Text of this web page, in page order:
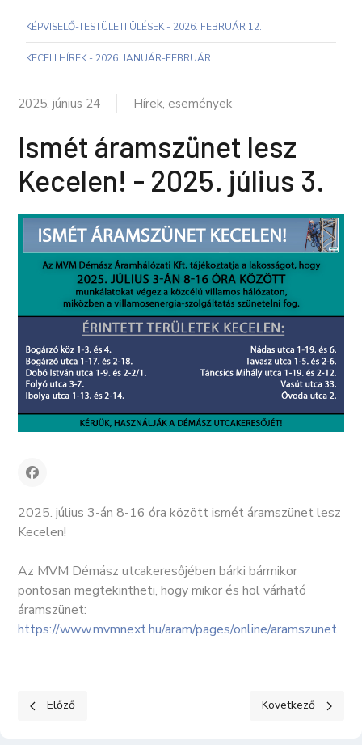
KÉPVISELŐ-TESTÜLETI ÜLÉSEK - 2026. FEBRUÁR 12.
KECELI HÍREK - 2026. JANUÁR-FEBRUÁR
2025. június 24 Hírek, események
Ismét áramszünet lesz
Kecelen! - 2025. július 3.
2025. július 3-án 8-16 óra között ismét áramszünet lesz
Kecelen!
Az MVM Démász utcakeresőjében bárki bármikor
pontosan megtekintheti, hogy mikor és hol várható
áramszünet:
https://www.mvmnext.hu/aram/pages/online/aramszunet
Előző cikk: Ismét áramszünet lesz Kecelen! - 2025. július 3-4.
Előző Következő cikk: A
Következő